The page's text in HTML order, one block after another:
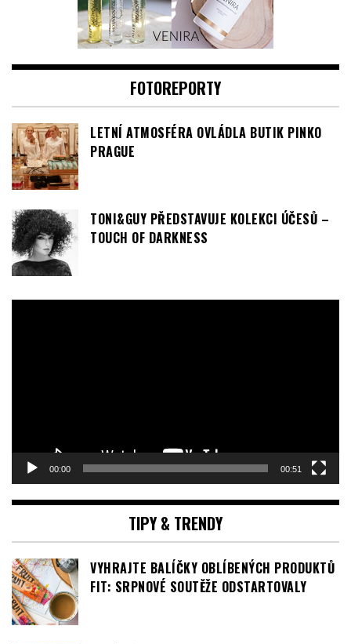
FOTOREPORTY
LETNÍ ATMOSFÉRA OVLÁDLA BUTIK PINKO
PRAGUE
TONI&GUY PŘEDSTAVUJE KOLEKCI ÚČESŮ –
TOUCH OF DARKNESS
00:00 00:51
TIPY & TRENDY
VYHRAJTE BALÍČKY OBLÍBENÝCH PRODUKTŮ
FIT: SRPNOVÉ SOUTĚŽE ODSTARTOVALY